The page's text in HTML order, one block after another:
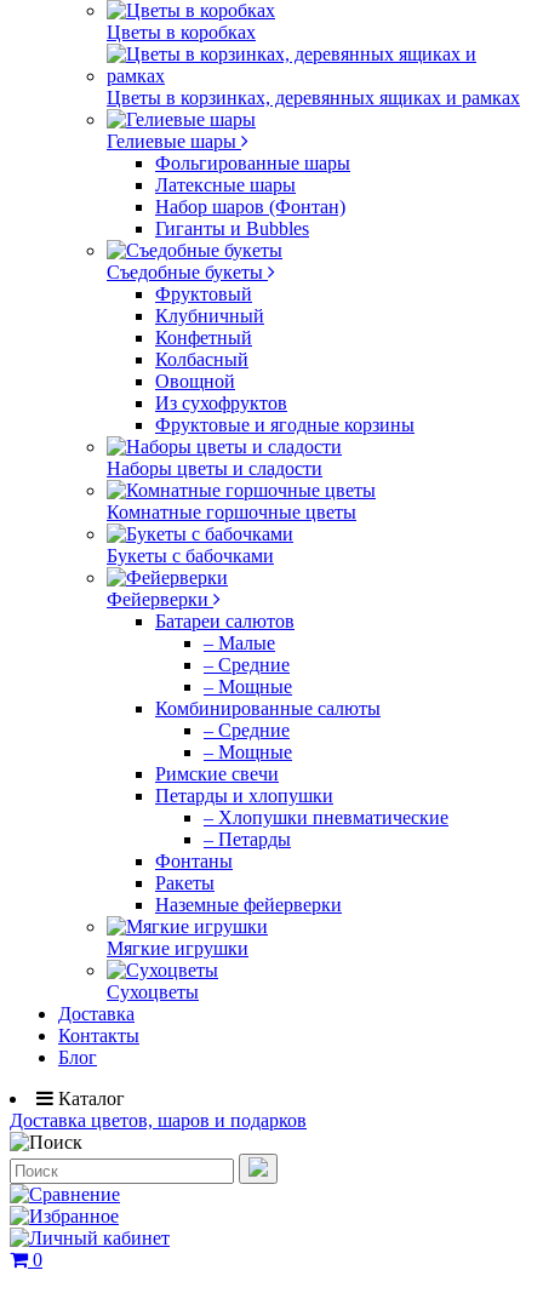
Цветы в коробках
Цветы в корзинках, деревянных ящиках и рамках
Гелиевые шары
Фольгированные шары
Латексные шары
Набор шаров (Фонтан)
Гиганты и Bubbles
Съедобные букеты
Фруктовый
Клубничный
Конфетный
Колбасный
Овощной
Из сухофруктов
Фруктовые и ягодные корзины
Наборы цветы и сладости
Комнатные горшочные цветы
Букеты с бабочками
Фейерверки
Батареи салютов
– Малые
– Средние
– Мощные
Комбинированные салюты
– Средние
– Мощные
Римские свечи
Петарды и хлопушки
– Хлопушки пневматические
– Петарды
Фонтаны
Ракеты
Наземные фейерверки
Мягкие игрушки
Сухоцветы
Доставка
Контакты
Блог
Каталог
Доставка цветов, шаров и подарков
0